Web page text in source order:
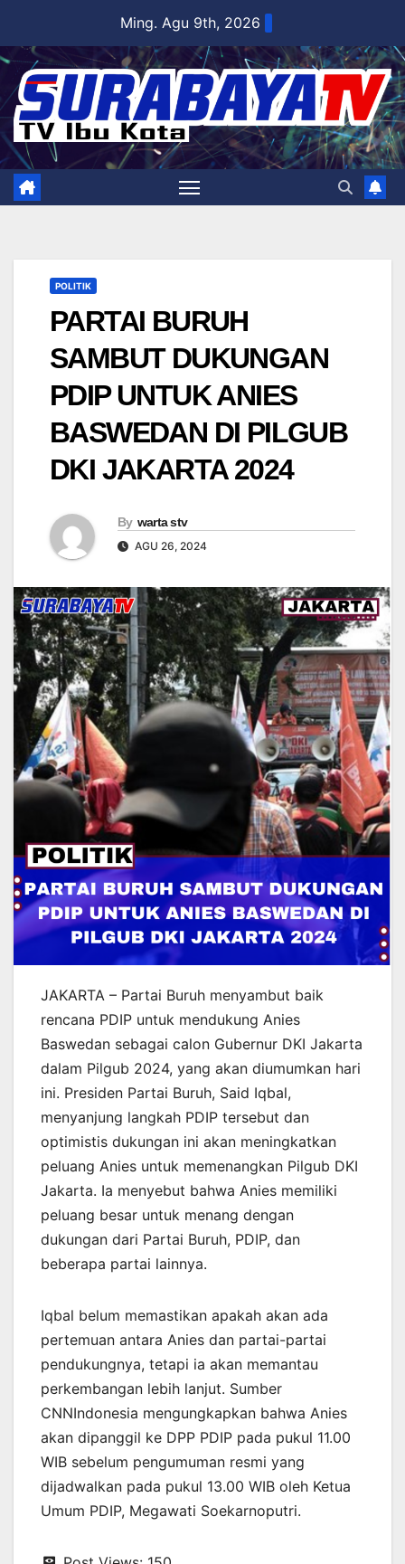
content
Ming. Agu 9th, 2026
POLITIK
PARTAI BURUH
SAMBUT DUKUNGAN
PDIP UNTUK ANIES
BASWEDAN DI PILGUB
DKI JAKARTA 2024
By warta stv
AGU 26, 2024
JAKARTA – Partai Buruh menyambut baik
rencana PDIP untuk mendukung Anies
Baswedan sebagai calon Gubernur DKI Jakarta
dalam Pilgub 2024, yang akan diumumkan hari
ini. Presiden Partai Buruh, Said Iqbal,
menyanjung langkah PDIP tersebut dan
optimistis dukungan ini akan meningkatkan
peluang Anies untuk memenangkan Pilgub DKI
Jakarta. Ia menyebut bahwa Anies memiliki
peluang besar untuk menang dengan
dukungan dari Partai Buruh, PDIP, dan
beberapa partai lainnya.
Iqbal belum memastikan apakah akan ada
pertemuan antara Anies dan partai-partai
pendukungnya, tetapi ia akan memantau
perkembangan lebih lanjut. Sumber
CNNIndonesia mengungkapkan bahwa Anies
akan dipanggil ke DPP PDIP pada pukul 11.00
WIB sebelum pengumuman resmi yang
dijadwalkan pada pukul 13.00 WIB oleh Ketua
Umum PDIP, Megawati Soekarnoputri.